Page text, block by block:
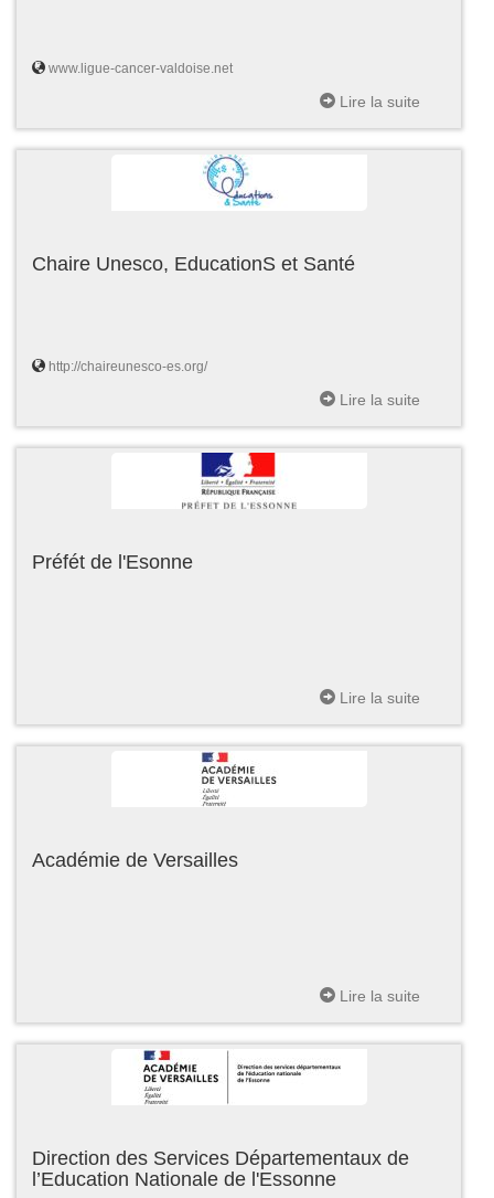
www.ligue-cancer-valdoise.net
Lire la suite
Chaire Unesco, EducationS et Santé
http://chaireunesco-es.org/
Lire la suite
Préfét de l'Esonne
Lire la suite
Académie de Versailles
Lire la suite
Direction des Services Départementaux de
l’Education Nationale de l'Essonne